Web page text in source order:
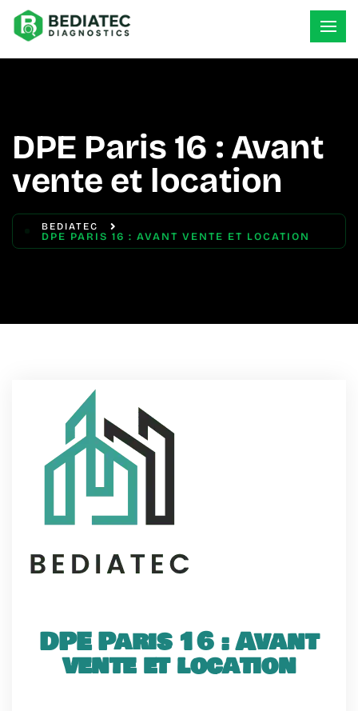
DPE Paris 16 : Avant
vente et location
BEDIATEC
DPE PARIS 16 : AVANT VENTE ET LOCATION
DPE Paris 16 : Avant
vente et location